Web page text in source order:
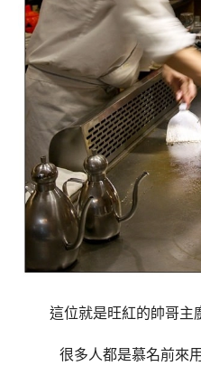
這位就是旺紅的帥哥主
很多人都是慕名前來